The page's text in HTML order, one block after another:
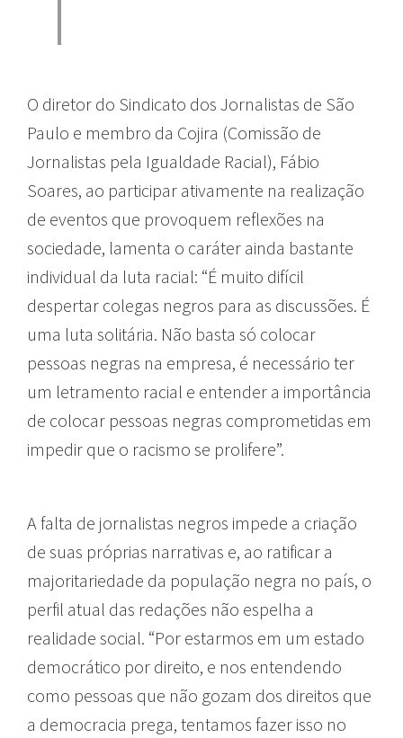
O diretor do Sindicato dos Jornalistas de São
Paulo e membro da Cojira (Comissão de
Jornalistas pela Igualdade Racial), Fábio
Soares, ao participar ativamente na realização
de eventos que provoquem reflexões na
sociedade, lamenta o caráter ainda bastante
individual da luta racial: “É muito difícil
despertar colegas negros para as discussões. É
uma luta solitária. Não basta só colocar
pessoas negras na empresa, é necessário ter
um letramento racial e entender a importância
de colocar pessoas negras comprometidas em
impedir que o racismo se prolifere”.
A falta de jornalistas negros impede a criação
de suas próprias narrativas e, ao ratificar a
majoritariedade da população negra no país, o
perfil atual das redações não espelha a
realidade social. “Por estarmos em um estado
democrático por direito, e nos entendendo
como pessoas que não gozam dos direitos que
a democracia prega, tentamos fazer isso no